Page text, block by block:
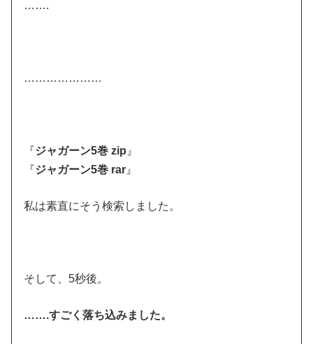
…….
…………………
『ジャガーン5巻 zip 』
『ジャガーン5巻 rar 』
私は素直にそう検索しました。
そして、5秒後。
…….すごく落ち込みました。